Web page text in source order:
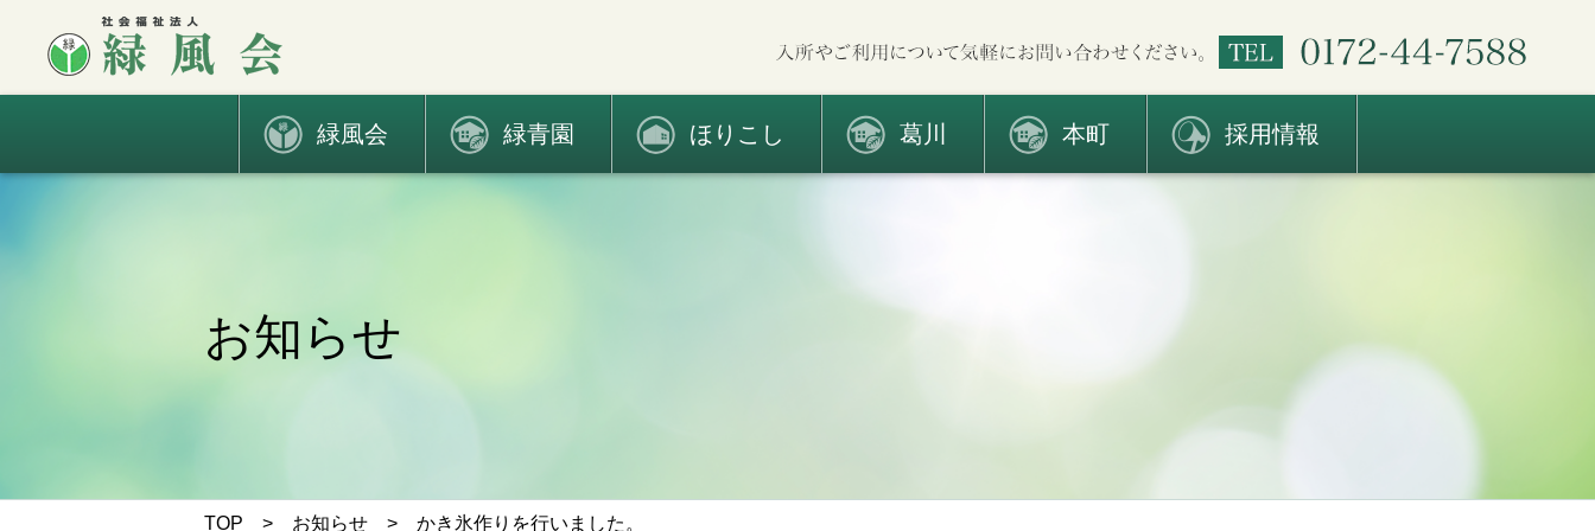
緑風会 緑青園 ほりこし 葛川 本町 採用情報
お知らせ
TOP > お知らせ > かき氷作りを行いました。